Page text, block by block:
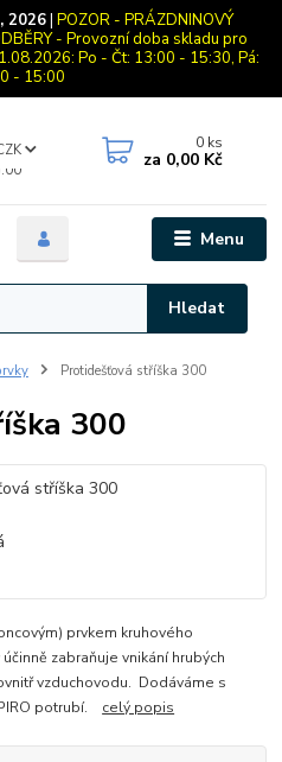
2026| POZOR - PRÁZDNINOVÝ
- Provozní doba skladu pro
Po - Čt: 13:00 - 15:30, Pá:
- 15:00
Menu
Hledat
0 ks
za 0,00 Kč
Protidešťová stříška 300
300
prvkem kruhového
zabraňuje vnikání hrubých
vzduchovodu. Dodáváme s
potrubí. celý popis